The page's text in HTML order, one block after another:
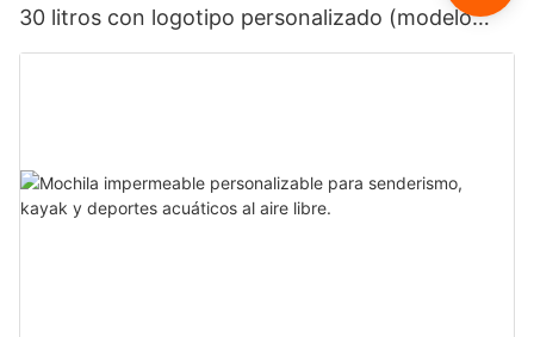
30 litros con logotipo personalizado (modelo
2026).